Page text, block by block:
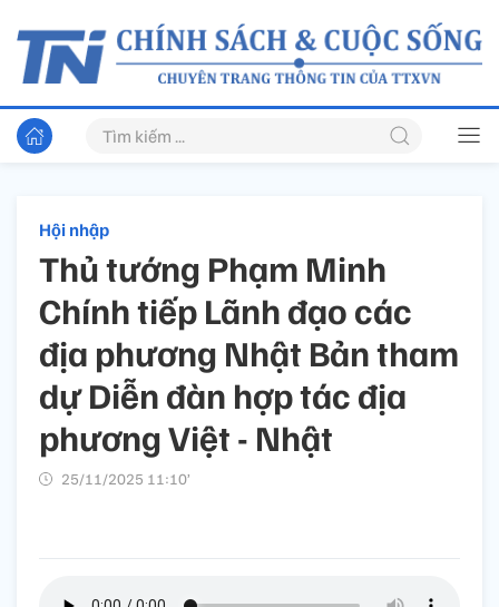
Hội nhập
Thủ tướng Phạm Minh
Chính tiếp Lãnh đạo các
địa phương Nhật Bản tham
dự Diễn đàn hợp tác địa
phương Việt - Nhật
25/11/2025 11:10’